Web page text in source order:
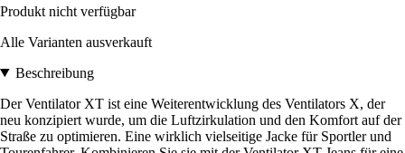
Produkt nicht verfügbar
Alle Varianten ausverkauft
Beschreibung
Der Ventilator XT ist eine Weiterentwicklung des Ventilators X, der
neu konzipiert wurde, um die Luftzirkulation und den Komfort auf der
Straße zu optimieren. Eine wirklich vielseitige Jacke für Sportler und